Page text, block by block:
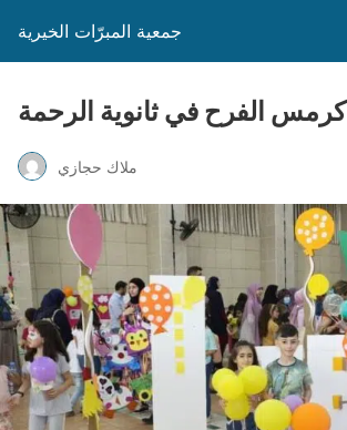
جمعية المبرّات الخيرية
كرمس الفرح في ثانوية الرحمة
ملاك حجازي